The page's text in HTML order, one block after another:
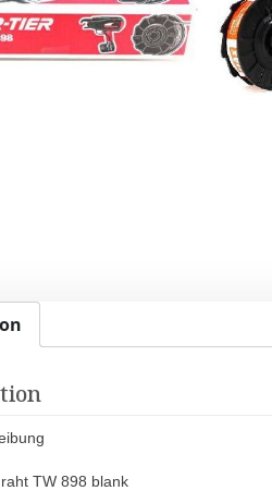
TW 898 blank